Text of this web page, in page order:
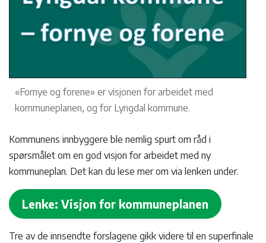
«Fornye og forene» er visjonen for arbeidet med
kommuneplanen, og for Lyngdal kommune.
Kommunens innbyggere ble nemlig spurt om råd i
spørsmålet om en god visjon for arbeidet med ny
kommuneplan. Det kan du lese mer om via lenken under.
Lenke: Visjon for kommuneplanen
Tre av de innsendte forslagene gikk videre til en superfinale